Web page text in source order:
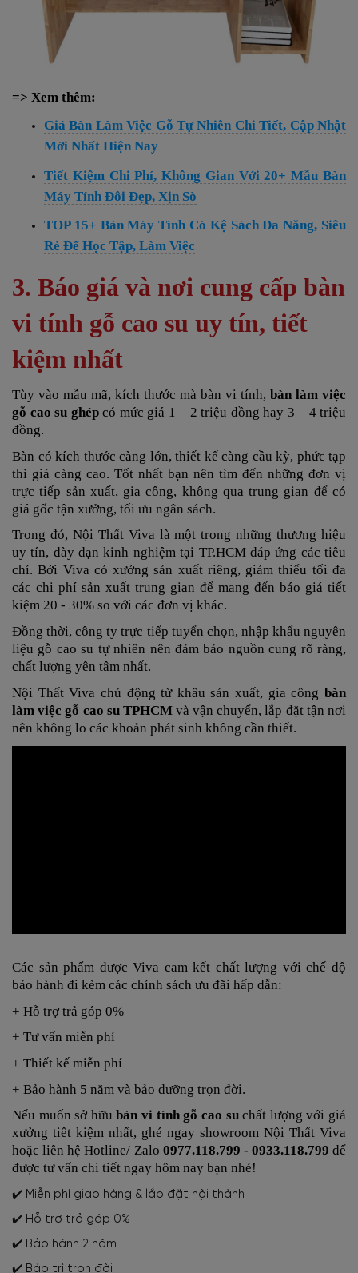
=> Xem thêm:
Giá Bàn Làm Việc Gỗ Tự Nhiên Chi Tiết, Cập Nhật
Mới Nhất Hiện Nay
Tiết Kiệm Chi Phí, Không Gian Với 20+ Mẫu Bàn
Máy Tính Đôi Đẹp, Xịn Sò
TOP 15+ Bàn Máy Tính Có Kệ Sách Đa Năng, Siêu
Rẻ Để Học Tập, Làm Việc
3. Báo giá và nơi cung cấp bàn
vi tính gỗ cao su uy tín, tiết
kiệm nhất
Tùy vào mẫu mã, kích thước mà bàn vi tính, bàn làm việc
gỗ cao su ghépcó mức giá 1 – 2 triệu đồng hay 3 – 4 triệu
đồng.
Bàn có kích thước càng lớn, thiết kế càng cầu kỳ, phức tạp
thì giá càng cao. Tốt nhất bạn nên tìm đến những đơn vị
trực tiếp sản xuất, gia công, không qua trung gian để có
giá gốc tận xưởng, tối ưu ngân sách.
Trong đó, Nội Thất Viva là một trong những thương hiệu
uy tín, dày dạn kinh nghiệm tại TP.HCM đáp ứng các tiêu
chí. Bởi Viva có xưởng sản xuất riêng, giảm thiểu tối đa
các chi phí sản xuất trung gian để mang đến báo giá tiết
kiệm 20 - 30% so với các đơn vị khác.
Đồng thời, công ty trực tiếp tuyển chọn, nhập khẩu nguyên
liệu gỗ cao su tự nhiên nên đảm bảo nguồn cung rõ ràng,
chất lượng yên tâm nhất.
Nội Thất Viva chủ động từ khâu sản xuất, gia công bàn
làm việc gỗ cao su TPHCM và vận chuyển, lắp đặt tận nơi
nên không lo các khoản phát sinh không cần thiết.
Các sản phẩm được Viva cam kết chất lượng với chế độ
bảo hành đi kèm các chính sách ưu đãi hấp dẫn:
+ Hỗ trợ trả góp 0%
+ Tư vấn miễn phí
+ Thiết kế miễn phí
+ Bảo hành 5 năm và bảo dưỡng trọn đời.
Nếu muốn sở hữubàn vi tính gỗ cao suchất lượng với giá
xưởng tiết kiệm nhất, ghé ngay showroom Nội Thất Viva
hoặc liên hệ Hotline/ Zalo 0977.118.799 - 0933.118.799 để
được tư vấn chi tiết ngay hôm nay bạn nhé!
✔️ Miễn phí giao hàng & lắp đặt nội thành
✔️ Hỗ trợ trả góp 0%
✔️ Bảo hành 2 năm
✔️ Bảo trì trọn đời